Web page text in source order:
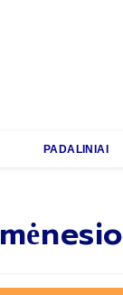
PADALINIAI